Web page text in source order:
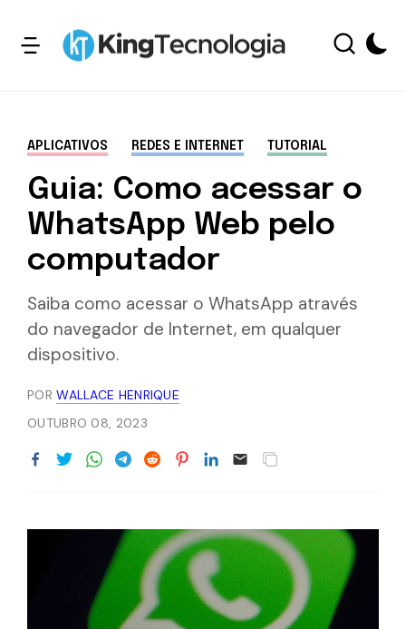
APLICATIVOS REDES E INTERNET TUTORIAL
Guia: Como acessar o
WhatsApp Web pelo
computador
Saiba como acessar o WhatsApp através
do navegador de Internet, em qualquer
dispositivo.
PORWALLACE HENRIQUE
OUTUBRO 08, 2023